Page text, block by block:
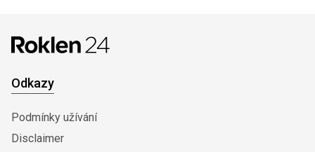
Odkazy
Podmínky užívání
Disclaimer